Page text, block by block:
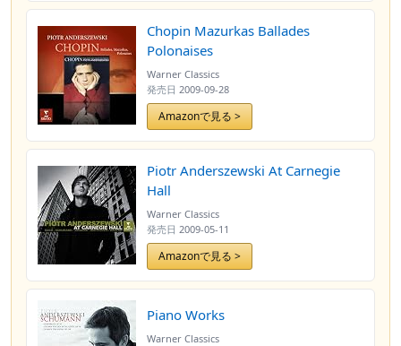
Chopin Mazurkas Ballades
Polonaises
Warner Classics
発売日 2009-09-28
Amazonで見る >
Piotr Anderszewski At Carnegie
Hall
Warner Classics
発売日 2009-05-11
Amazonで見る >
Piano Works
Warner Classics